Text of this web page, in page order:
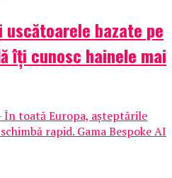
bazate pe
îți cunosc hainele mai
În toată Europa, așteptările
rapid. Gama Bespoke AI